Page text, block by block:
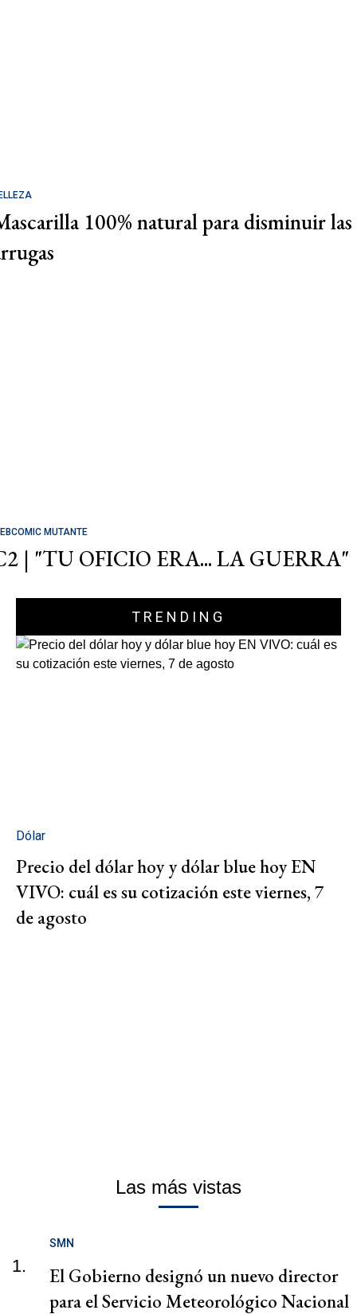
100% natural para disminuir las
MUTANTE
| "TU OFICIO ERA... LA GUERRA"
TRENDING
Dólar
Precio del dólar hoy y dólar blue hoy EN
VIVO: cuál es su cotización este viernes, 7
de agosto
Las más vistas
1.
SMN
El Gobierno designó un nuevo director
para el Servicio Meteorológico Nacional